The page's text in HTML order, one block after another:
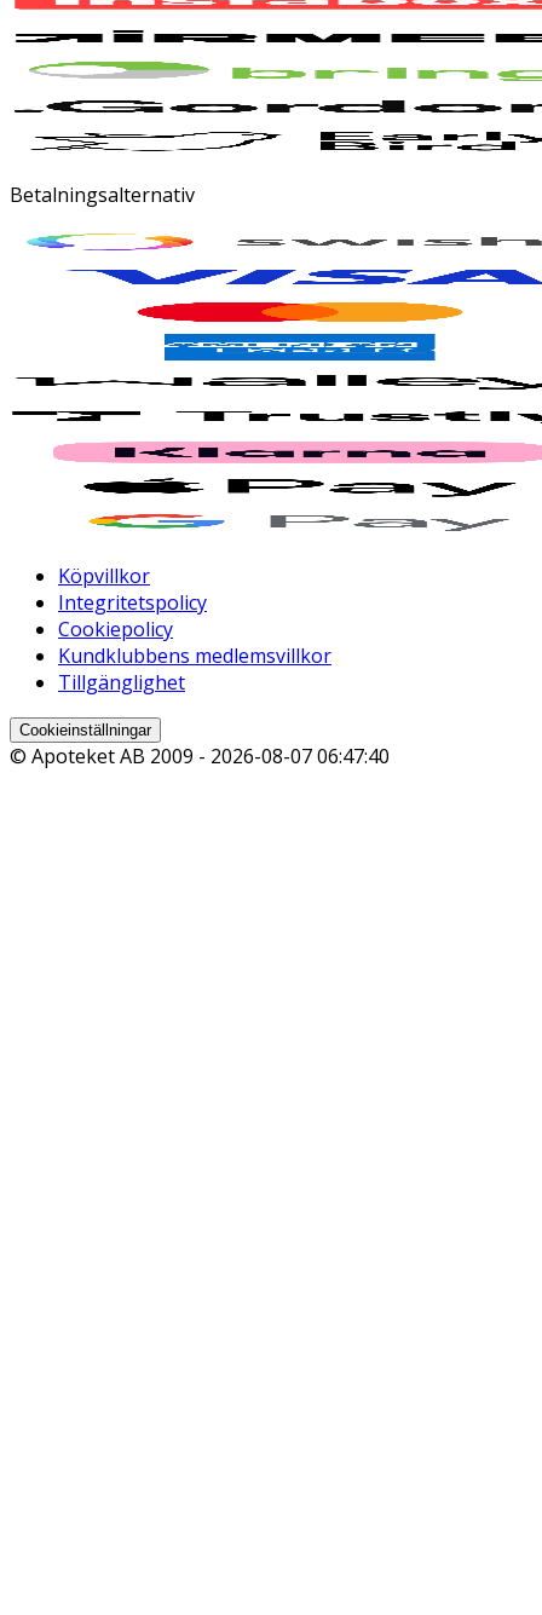
Betalningsalternativ
Köpvillkor
Integritetspolicy
Cookiepolicy
Kundklubbens medlemsvillkor
Tillgänglighet
Cookieinställningar
© Apoteket AB 2009 - 2026-08-07 06:47:40